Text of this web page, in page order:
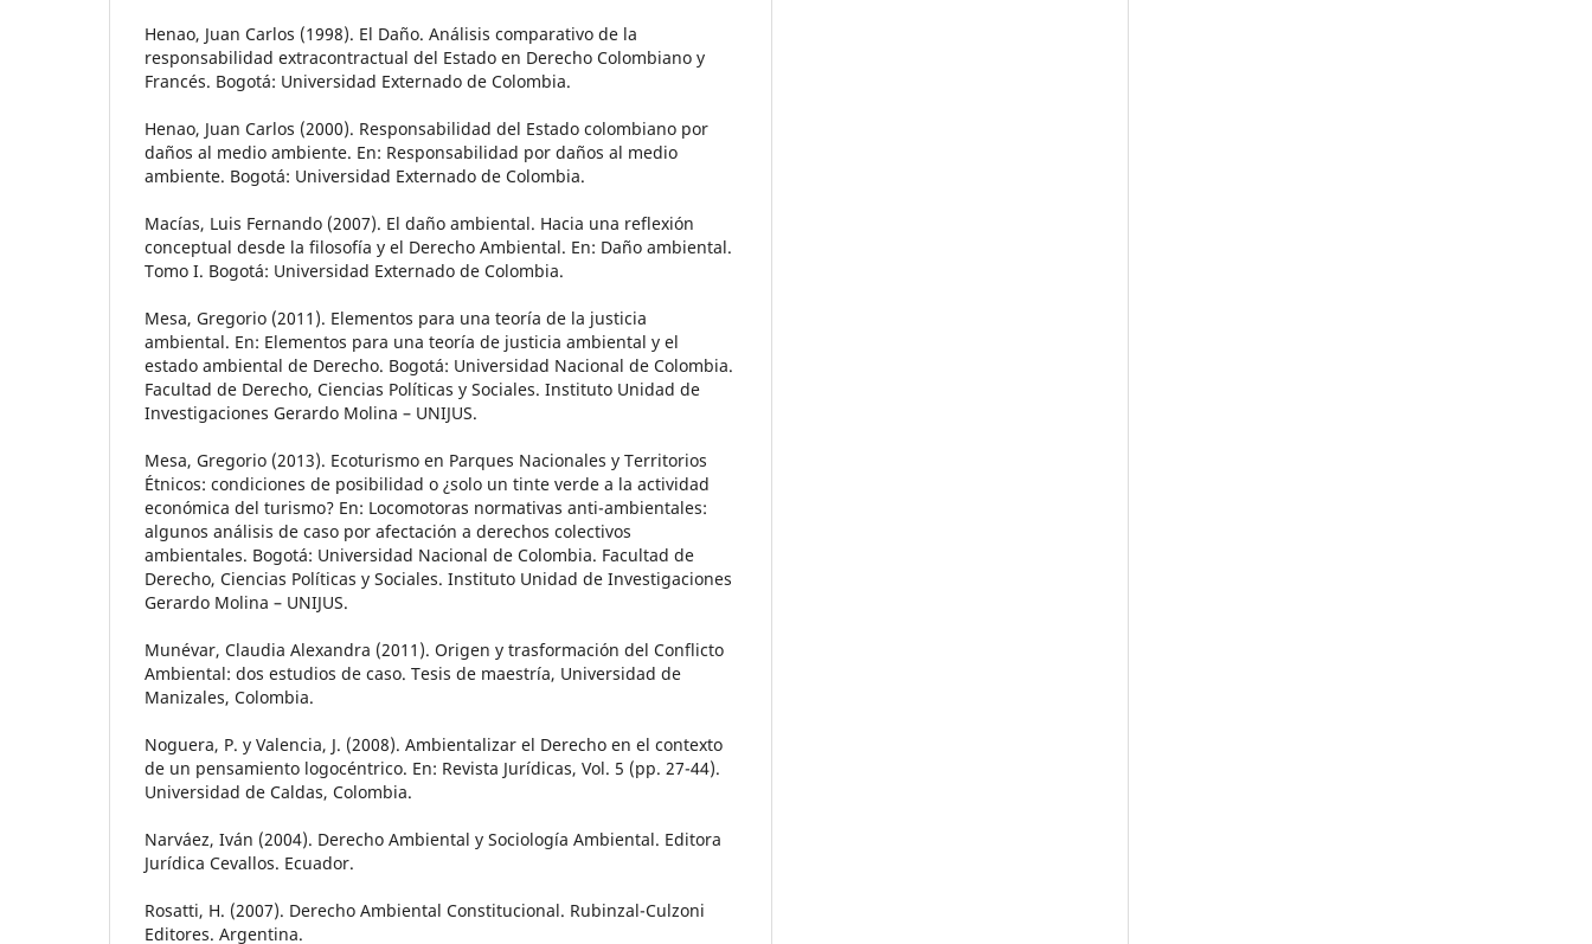
Henao, Juan Carlos (1998). El Daño. Análisis comparativo de la
responsabilidad extracontractual del Estado en Derecho Colombiano y
Francés. Bogotá: Universidad Externado de Colombia.
Henao, Juan Carlos (2000). Responsabilidad del Estado colombiano por
daños al medio ambiente. En: Responsabilidad por daños al medio
ambiente. Bogotá: Universidad Externado de Colombia.
Macías, Luis Fernando (2007). El daño ambiental. Hacia una reflexión
conceptual desde la filosofía y el Derecho Ambiental. En: Daño ambiental.
Tomo I. Bogotá: Universidad Externado de Colombia.
Mesa, Gregorio (2011). Elementos para una teoría de la justicia
ambiental. En: Elementos para una teoría de justicia ambiental y el
estado ambiental de Derecho. Bogotá: Universidad Nacional de Colombia.
Facultad de Derecho, Ciencias Políticas y Sociales. Instituto Unidad de
Investigaciones Gerardo Molina – UNIJUS.
Mesa, Gregorio (2013). Ecoturismo en Parques Nacionales y Territorios
Étnicos: condiciones de posibilidad o ¿solo un tinte verde a la actividad
económica del turismo? En: Locomotoras normativas anti-ambientales:
algunos análisis de caso por afectación a derechos colectivos
ambientales. Bogotá: Universidad Nacional de Colombia. Facultad de
Derecho, Ciencias Políticas y Sociales. Instituto Unidad de Investigaciones
Gerardo Molina – UNIJUS.
Munévar, Claudia Alexandra (2011). Origen y trasformación del Conflicto
Ambiental: dos estudios de caso. Tesis de maestría, Universidad de
Manizales, Colombia.
Noguera, P. y Valencia, J. (2008). Ambientalizar el Derecho en el contexto
de un pensamiento logocéntrico. En: Revista Jurídicas, Vol. 5 (pp. 27-44).
Universidad de Caldas, Colombia.
Narváez, Iván (2004). Derecho Ambiental y Sociología Ambiental. Editora
Jurídica Cevallos. Ecuador.
Rosatti, H. (2007). Derecho Ambiental Constitucional. Rubinzal-Culzoni
Editores. Argentina.